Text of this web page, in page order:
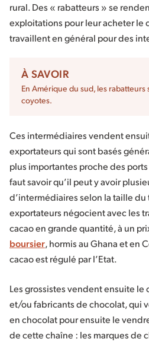
rural. Des « rabatteurs » se
exploitations pour leur acheter le
travaillent en général pour des
À SAVOIR
En Amérique du sud, les rabatteurs
coyotes.
Ces intermédiaires vendent
exportateurs qui sont basés
plus importantes proche des
faut savoir qu’il peut y avoir
d’intermédiaires selon la taille
exportateurs négocient avec les
cacao en grande quantité, à un
boursier, hormis au Ghana et en
cacao est régulé par l’Etat.
Les grossistes vendent ensuite le
et/ou fabricants de chocolat, qui
en chocolat pour ensuite le
de cette chaîne : les marques de